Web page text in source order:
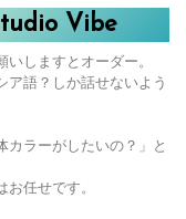
Vibe
しますとオーダー。
ア語？しか話せないよう
カラーがしたいの？」と
任せです。